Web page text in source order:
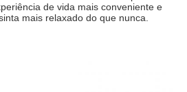
de vida mais conveniente e
mais relaxado do que nunca.